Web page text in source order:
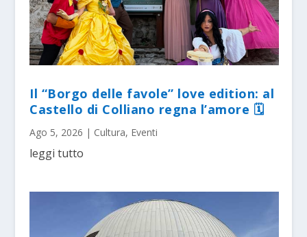
Il “Borgo delle favole” love edition: al
Castello di Colliano regna l’amore 🗓
Ago 5, 2026 | Cultura, Eventi
leggi tutto